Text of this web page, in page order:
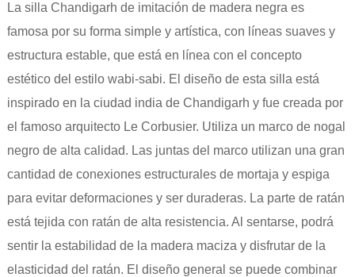
La silla Chandigarh de imitación de madera negra es
famosa por su forma simple y artística, con líneas suaves y
estructura estable, que está en línea con el concepto
estético del estilo wabi-sabi. El diseño de esta silla está
inspirado en la ciudad india de Chandigarh y fue creada por
el famoso arquitecto Le Corbusier. Utiliza un marco de nogal
negro de alta calidad. Las juntas del marco utilizan una gran
cantidad de conexiones estructurales de mortaja y espiga
para evitar deformaciones y ser duraderas. La parte de ratán
está tejida con ratán de alta resistencia. Al sentarse, podrá
sentir la estabilidad de la madera maciza y disfrutar de la
elasticidad del ratán. El diseño general se puede combinar